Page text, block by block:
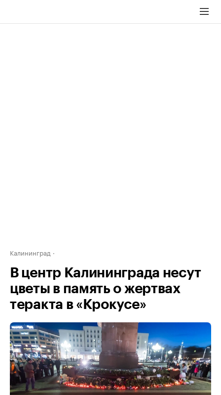
Калининград
В центр Калининграда несут
цветы в память о жертвах
теракта в «Крокусе»